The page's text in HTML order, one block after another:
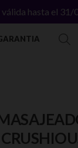
hasta el 31/